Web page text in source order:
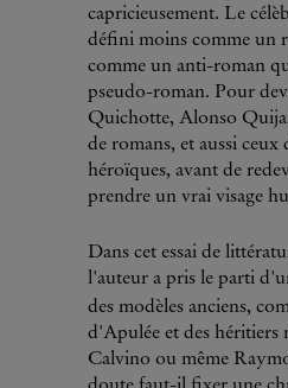
capricieusement. Le
défini moins comme un
comme un anti-roman
pseudo-roman. Pour
Quichotte, Alonso
de romans, et aussi ceux
héroïques, avant de
prendre un vrai visage
Dans cet essai de
l'auteur a pris le parti
des modèles anciens,
d'Apulée et des héritiers
Calvino ou même